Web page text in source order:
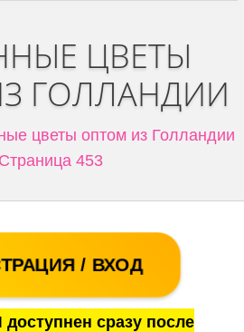
ЦВЕТЫ
ГОЛЛАНДИИ
цветы оптом из Голландии
Страница 453
/ ВХОД
сразу после